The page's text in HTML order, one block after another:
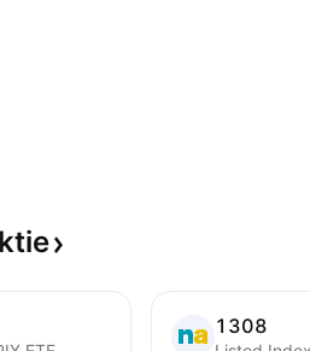
1308